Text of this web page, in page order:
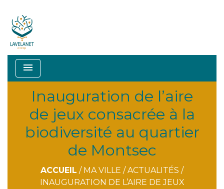
menu
Inauguration de l’aire
de jeux consacrée à la
biodiversité au quartier
de Montsec
ACCUEIL / MA VILLE /ACTUALITÉS /
INAUGURATION DE L’AIRE DE JEUX